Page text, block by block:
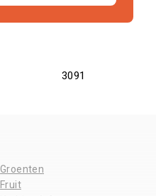
3091
Groenten
Fruit